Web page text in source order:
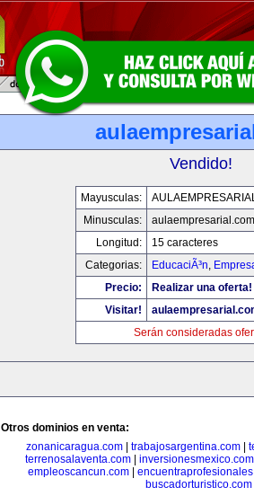
Vendido!
Mayusculas:
Minusculas:
aulaempresarial.com
Longitud:
15 caracteres
Categorias:
EducaciÃ³n,
Precio:
Realizar una oferta!
Visitar!
Serán consideradas
Otros dominios en venta:
zonanicaragua.com
trabajosargentina.com
terrenosalaventa.com| inversionesmexico.com
empleoscancun.com
buscadorturistico.com